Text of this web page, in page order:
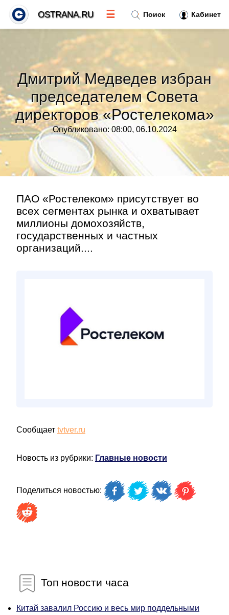
Дмитрий Медведев избран
председателем Совета
директоров «Ростелекома»
Опубликовано: 08:00, 06.10.2024
ПАО «Ростелеком» присутствует во
всех сегментах рынка и охватывает
миллионы домохозяйств,
государственных и частных
организаций....
Сообщает tvtver.ru
Новость из рубрики: Главные новости
Поделиться новостью:
Топ новости часа
Китай завалил Россию и весь мир поддельными
Поиск Кабинет
OSTRANA.RU ☰
Тренды новостей »
Рубрики»
Правила
Контакт»